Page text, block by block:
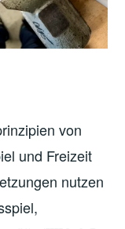
von
und Freizeit
nutzen